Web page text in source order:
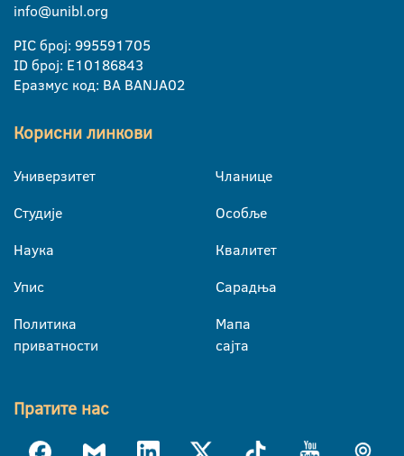
info@unibl.org
PIC број: 995591705
ID број: E10186843
Еразмус код: BA BANJA02
Корисни линкови
Универзитет
Студије
Наука
Упис
Политика
приватности
Чланице
Особље
Квалитет
Сарадња
Мапа
сајта
Пратите нас